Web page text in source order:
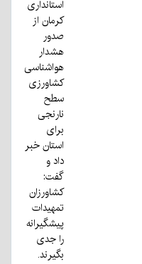
استانداری
کرمان از
صدور
هشدار
هواشناسی
کشاورزی
سطح
نارنجی
برای
استان خبر
داد و
گفت:
کشاورزان
تمهیدات
پیشگیرانه
را جدی
بگیرند.